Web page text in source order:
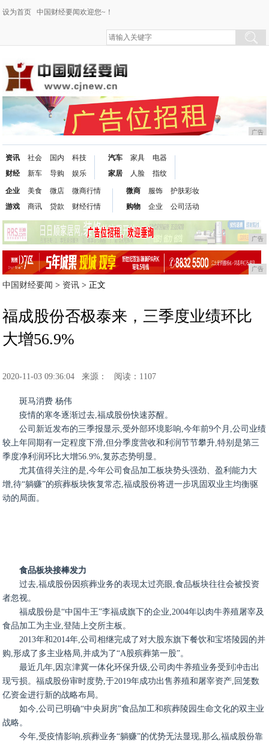
设为首页 中国财经要闻欢迎您~！
广告
资讯
财经
社会
新车
国内
导购
科技
娱乐
汽车
家居
家具
人脸
电器
指纹
企业
游戏
美食
商讯
微店
贷款
微商行情
财经行情
微商
购物
服饰
企业
护肤彩妆
公司活动
广告
广告
中国财经要闻 > 资讯 > 正文
福成股份否极泰来，三季度业绩环比
大增56.9%
2020-11-03 09:36:04 来源： 阅读：1107
斑马消费 杨伟
疫情的寒冬逐渐过去,福成股份快速苏醒。
公司新近发布的三季报显示,受外部环境影响,今年前9个月,公司业绩
较上年同期有一定程度下滑,但分季度营收和利润节节攀升,特别是第三
季度净利润环比大增56.9%,复苏态势明显。
尤其值得关注的是,今年公司食品加工板块势头强劲、盈利能力大
增,待“躺赚”的殡葬板块恢复常态,福成股份将进一步巩固双业主均衡驱
动的局面。
食品板块接棒发力
过去,福成股份因殡葬业务的表现太过亮眼,食品板块往往会被投资
者忽视。
福成股份是“中国牛王”李福成旗下的企业,2004年以肉牛养殖屠宰及
食品加工为主业,登陆上交所主板。
2013年和2014年,公司相继完成了对大股东旗下餐饮和宝塔陵园的并
购,形成了多主业格局,并成为了“A股殡葬第一股”。
最近几年,因京津冀一体化环保升级,公司肉牛养殖业务受到冲击出
现亏损。福成股份审时度势,于2019年成功出售养殖和屠宰资产,回笼数
亿资金进行新的战略布局。
如今,公司已明确“中央厨房”食品加工和殡葬陵园生命文化的双主业
战略。
今年,受疫情影响,殡葬业务“躺赚”的优势无法显现,那么,福成股份靠